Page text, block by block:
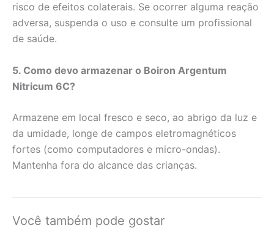
risco de efeitos colaterais. Se ocorrer alguma reação
adversa, suspenda o uso e consulte um profissional
de saúde.
5. Como devo armazenar o Boiron Argentum
Nitricum 6C?
Armazene em local fresco e seco, ao abrigo da luz e
da umidade, longe de campos eletromagnéticos
fortes (como computadores e micro-ondas).
Mantenha fora do alcance das crianças.
Você também pode gostar